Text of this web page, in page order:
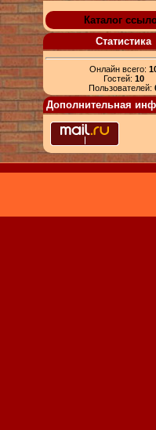
Каталог
Статистика
Онлайн всего:
Гостей: 10
Пользователей:
Дополнительная